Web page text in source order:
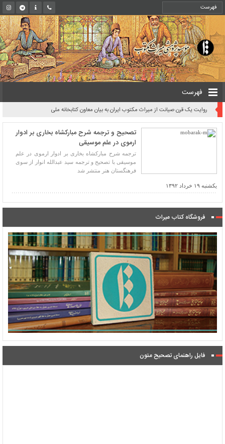
فهرست
روایت یک قرن صیانت از میراث مکتوب ایران به بیان معاون کتابخانه ملی
تصحیح و ترجمه شرح مبارکشاه بخاری بر ادوار
ارموی در علم موسیقی
ترجمه شرح مبارکشاه بخاری بر ادوار ارموی در علم
موسیقی با تصحیح و ترجمه‌ سید عبدالله انوار از سوی
فرهنگستان هنر منتشر شد
یکشنبه ۱۹ خرداد ۱۳۹۲
فروشگاه کتاب میراث
فایل راهنمای تصحیح متون